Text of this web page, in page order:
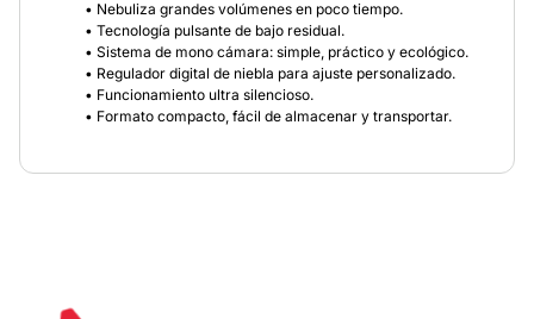
• Nebuliza grandes volúmenes en poco tiempo.
• Tecnología pulsante de bajo residual.
• Sistema de mono cámara: simple, práctico y ecológico.
• Regulador digital de niebla para ajuste personalizado.
• Funcionamiento ultra silencioso.
• Formato compacto, fácil de almacenar y transportar.